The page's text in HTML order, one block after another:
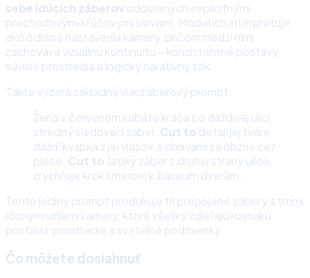
sebe idúcich záberov oddelených explicitnými
prechodovými kľúčovými slovami. Model ich interpretuje
ako odlišné nastavenia kamery, pričom medzi nimi
zachováva vizuálnu kontinuitu – konzistentné postavy,
súvislé prostredia a logický naratívny tok.
Takto vyzerá základný viaczáberový prompt:
Žena v červenom kabáte kráča po daždivej ulici,
stredný sledovací záber. Cut to detail jej tváre,
dážď kvapká z jej vlasov, s obavami sa obzrie cez
plece. Cut to široký záber z druhej strany ulice,
zrýchľuje krok smerom k žiariacim dverám.
Tento jediný prompt produkuje tri prepojené zábery s tromi
rôznymi uhlami kamery, ktoré všetky zdieľajú rovnakú
postavu, prostredie a svetelné podmienky.
Čo môžete dosiahnuť